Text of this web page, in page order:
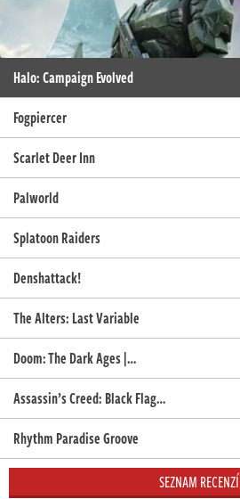
Halo: Campaign Evolved
Fogpiercer
Scarlet Deer Inn
Palworld
Splatoon Raiders
Denshattack!
The Alters: Last Variable
Doom: The Dark Ages |…
Assassin’s Creed: Black Flag…
Rhythm Paradise Groove
SEZNAM RECENZÍ